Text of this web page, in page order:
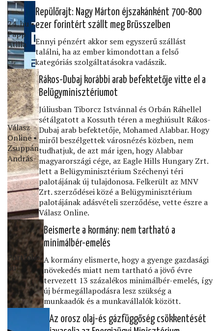
24․hu •
Papp
Atilla
Repülőrajt: Nagy Márton éjszakánként 700-800
ezer forintért szállt meg Brüsszelben
Ennyi pénzért akkor sem egyszerű szállást
találni, ha az ember kimondottan a felső
kategóriás szolgáltatásokra vadászik.
Válasz
Online •
Zsuppán
András
Rákos-Dubaj korábbi arab befektetője vitte el a
Belügyminisztériumot
Júliusban Tiborcz Istvánnal és Orbán Ráhellel
sétálgatott a Kossuth téren a meghiúsult Rákos-
Dubaj arab befektetője, Mohamed Alabbar. Hogy
miről beszélgettek városnézés közben, nem
tudhatjuk, de azt már igen, hogy Alabbar
magyarországi cége, az Eagle Hills Hungary Zrt.
lett a Belügyminisztérium Széchenyi téri
palotájának új tulajdonosa. Felkerült az MNV
Zrt. szerződései közé a Belügyminisztérium
palotájának adásvételi szerződése, vette észre a
Válasz Online.
Portfolio․
hu
Beismerte a kormány: nem tartható a
minimálbér-emelés
A kormány elismerte, hogy a gyenge gazdasági
növekedés miatt nem tartható a jövő évre
tervezett 13 százalékos minimálbér-emelés, így
új bérmegállapodásra lesz szükség a
munkaadók és a munkavállalók között.
Az orosz olaj-és gázfüggőség csökkentését